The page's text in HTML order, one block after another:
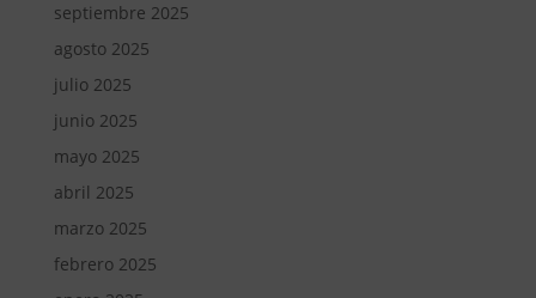
septiembre 2025
agosto 2025
julio 2025
junio 2025
mayo 2025
abril 2025
marzo 2025
febrero 2025